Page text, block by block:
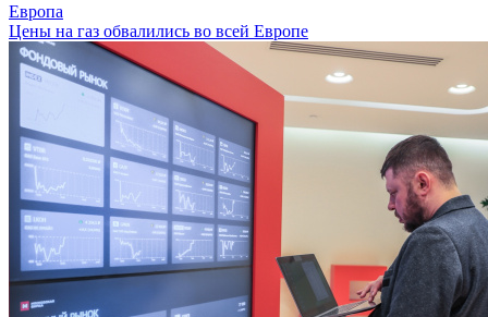
Европа
Цены на газ обвалились во всей Европе